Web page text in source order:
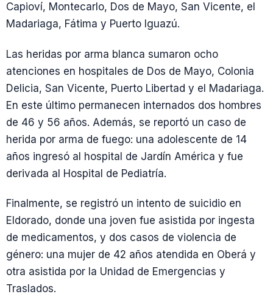
Capioví, Montecarlo, Dos de Mayo, San Vicente, el
Madariaga, Fátima y Puerto Iguazú.
Las heridas por arma blanca sumaron ocho
atenciones en hospitales de Dos de Mayo, Colonia
Delicia, San Vicente, Puerto Libertad y el Madariaga.
En este último permanecen internados dos hombres
de 46 y 56 años. Además, se reportó un caso de
herida por arma de fuego: una adolescente de 14
años ingresó al hospital de Jardín América y fue
derivada al Hospital de Pediatría.
Finalmente, se registró un intento de suicidio en
Eldorado, donde una joven fue asistida por ingesta
de medicamentos, y dos casos de violencia de
género: una mujer de 42 años atendida en Oberá y
otra asistida por la Unidad de Emergencias y
Traslados.